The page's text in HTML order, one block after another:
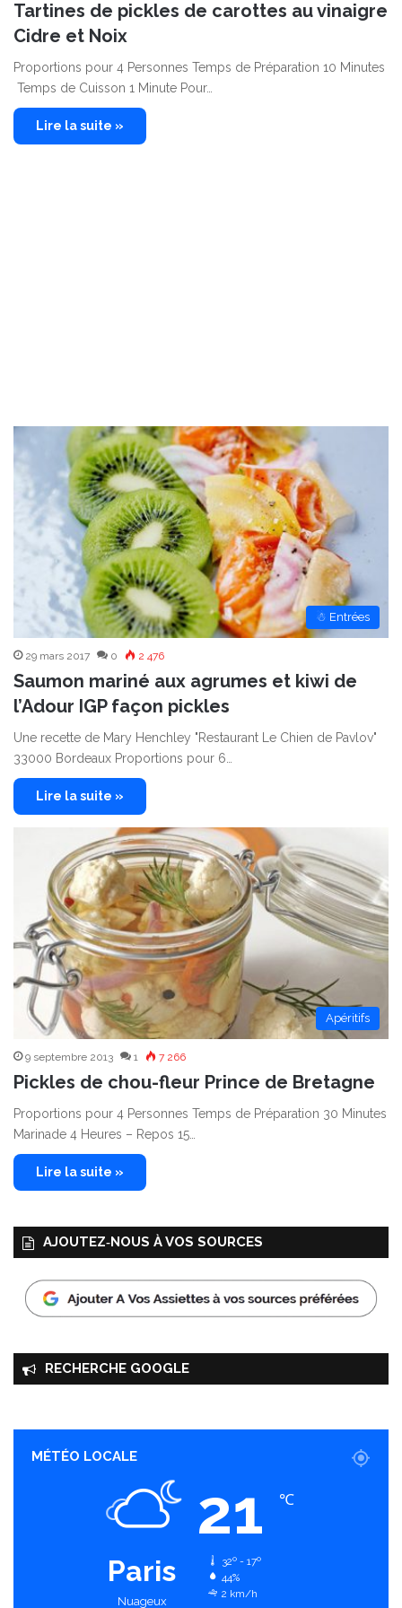
Tartines de pickles de carottes au vinaigre
Cidre et Noix
Proportions pour 4 Personnes Temps de Préparation 10 Minutes
Temps de Cuisson 1 Minute Pour…
Lire la suite »
☃ Entrées
29 mars 2017 0 2 476
Saumon mariné aux agrumes et kiwi de
l’Adour IGP façon pickles
Une recette de Mary Henchley "Restaurant Le Chien de Pavlov"
33000 Bordeaux Proportions pour 6…
Lire la suite »
Apéritifs
9 septembre 2013 1 7 266
Pickles de chou-fleur Prince de Bretagne
Proportions pour 4 Personnes Temps de Préparation 30 Minutes
Marinade 4 Heures – Repos 15…
Lire la suite »
AJOUTEZ‑NOUS À VOS SOURCES
RECHERCHE GOOGLE
MÉTÉO LOCALE
Paris
Nuageux
21 ℃
32º - 17º
44%
2 km/h